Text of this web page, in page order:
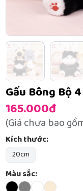
Gấu Bông Bộ
165.000đ
(Giá chưa bao
Kích thước:
20cm
Màu sắc: